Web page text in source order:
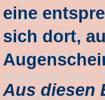
eine
sich dort,
Aus diesen